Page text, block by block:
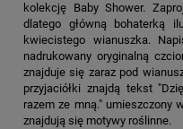
kolekcję Baby Shower.
dlatego główną bohaterką
kwiecistego wianuszka.
nadrukowany oryginalną
znajduje się zaraz pod
przyjaciółki znajdą tekst
razem ze mną." umieszczony
znajdują się motywy roślinne.